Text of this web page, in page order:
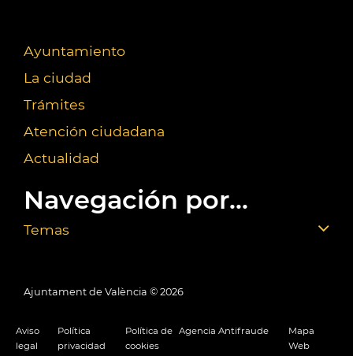
Ayuntamiento
La ciudad
Trámites
Atención ciudadana
Actualidad
Navegación por...
Temas
Ajuntament de València © 2026
Aviso
legal
Política
privacidad
Política de
cookies
Agencia Antifraude
Mapa
Web